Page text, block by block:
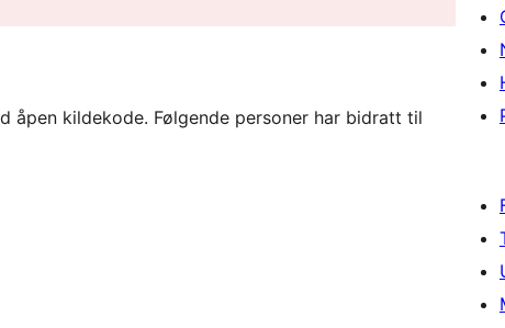
åpen kildekode. Følgende personer har bidratt til